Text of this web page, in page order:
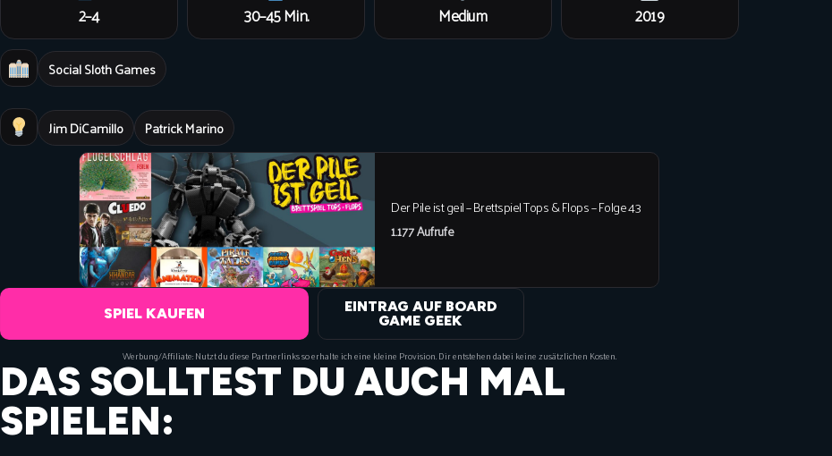
2–4 30–45 Min. Medium 2019
Social Sloth Games
Jim DiCamillo Patrick Marino
Der Pile ist geil – Brettspiel Tops & Flops – Folge 43
1.177 Aufrufe
SPIEL KAUFEN
EINTRAG AUF BOARD
GAME GEEK
Werbung/Affiliate: Nutzt du diese Partnerlinks so erhalte ich eine kleine Provision. Dir entstehen dabei keine zusätzlichen Kosten.
DAS SOLLTEST DU AUCH MAL
SPIELEN: